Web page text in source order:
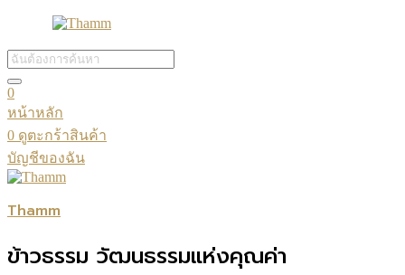
0
หน้าหลัก
0 ดูตะกร้าสินค้า
บัญชีของฉัน
Thamm
ข้าวธรรม วัฒนธรรมแห่งคุณค่า